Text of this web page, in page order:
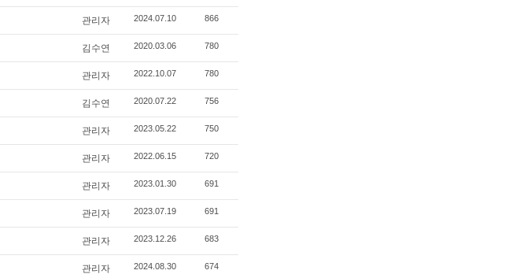
관리자 2024.07.10 866
김수연 2020.03.06 780
관리자 2022.10.07 780
김수연 2020.07.22 756
관리자 2023.05.22 750
관리자 2022.06.15 720
관리자 2023.01.30 691
관리자 2023.07.19 691
관리자 2023.12.26 683
관리자 2024.08.30 674